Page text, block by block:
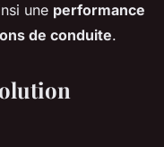
une performance
de conduite.